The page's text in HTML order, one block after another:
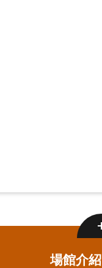
場館介紹